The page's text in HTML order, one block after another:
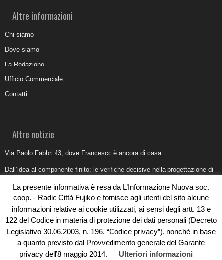
Altre informazioni
Chi siamo
Dove siamo
La Redazione
Ufficio Commerciale
Contatti
Altre notizie
Via Paolo Fabbri 43, dove Francesco è ancora di casa
Dall’idea al componente finito: le verifiche decisive nella progettazione di
Belvedere Marittimo e il report ARPACAL 2026 sulla qualità del mare
Come organizzare e allestire una camera ardente per l’ultimo saluto
Umidità di risalita in casa, come riconoscere i segnali veri
La presente informativa è resa da L’Informazione Nuova soc.
coop. - Radio Città Fujiko e fornisce agli utenti del sito alcune
informazioni relative ai cookie utilizzati, ai sensi degli artt. 13 e
122 del Codice in materia di protezione dei dati personali (Decreto
Legislativo 30.06.2003, n. 196, “Codice privacy”), nonché in base
a quanto previsto dal Provvedimento generale del Garante
privacy dell’8 maggio 2014.
Ulteriori informazioni